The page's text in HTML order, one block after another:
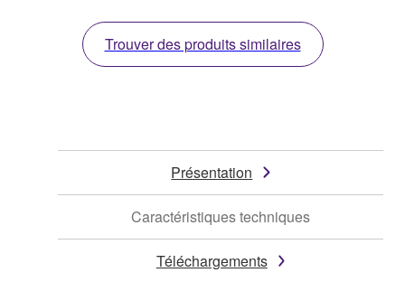
Trouver des produits similaires
Présentation
Caractéristiques techniques
Téléchargements